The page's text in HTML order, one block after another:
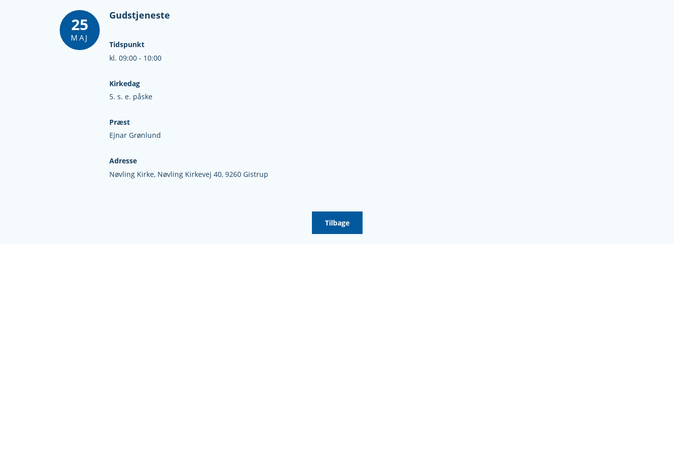
25
MAJ
Gudstjeneste
Tidspunkt
kl. 09:00 - 10:00
Kirkedag
5. s. e. påske
Præst
Ejnar Grønlund
Adresse
Nøvling Kirke, Nøvling Kirkevej 40, 9260 Gistrup
Tilbage